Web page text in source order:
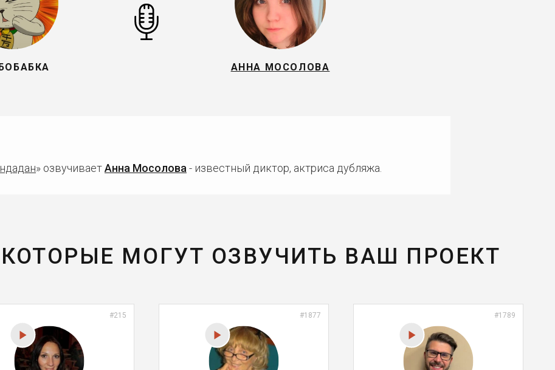
АННА МОСОЛОВА
» озвучиваетАнна Мосолова - известный диктор, актриса дубляжа.
МОГУТ ОЗВУЧИТЬ ВАШ ПРОЕКТ
#215 #1877 #1789